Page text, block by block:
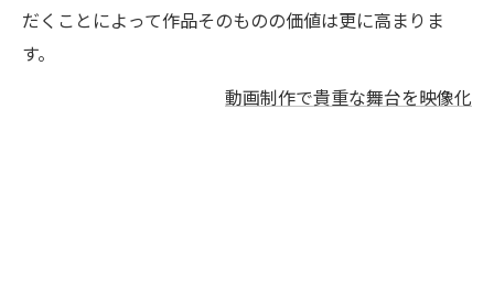
だくことによって作品そのものの価値は更に高まりま
す。
動画制作で貴重な舞台を映像化